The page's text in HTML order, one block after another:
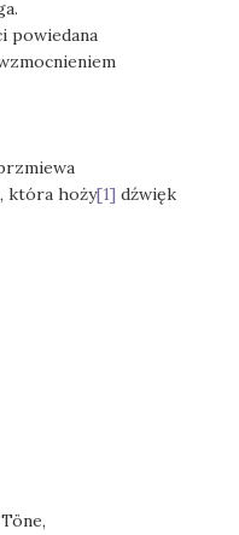
powiedana
która hoży[1] dźwięk